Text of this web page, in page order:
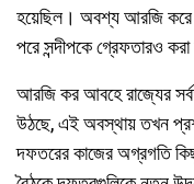
হয়েছিল। অবশ্য আরজি করে
পরে সন্দীপকে গ্রেফতারও
আরজি কর আবহে রাজ্যের
উঠছে, এই অবস্থায় তখন
দফতরের কাজের অগ্রগতি